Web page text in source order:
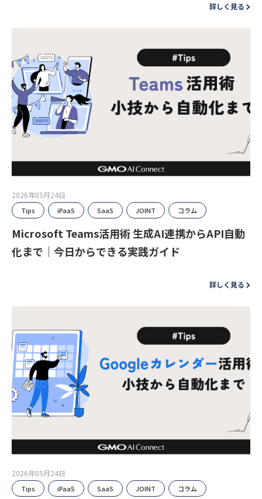
詳しく見る
2026年05月24日
Tips iPaaS SaaS JOINT コラム
Microsoft Teams活用術 生成AI連携からAPI自動
化まで｜今日からできる実践ガイド
詳しく見る
2026年05月24日
Tips iPaaS SaaS JOINT コラム